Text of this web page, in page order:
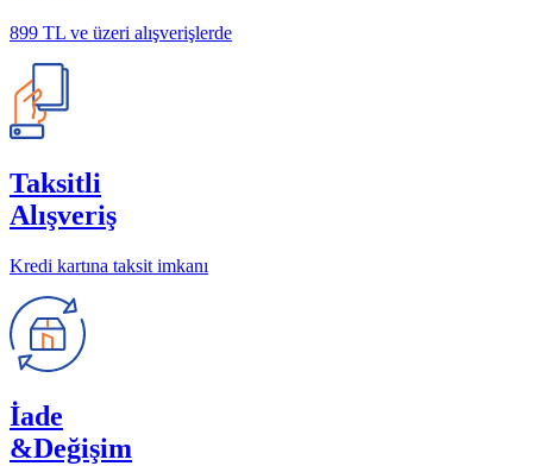
899 TL ve üzeri alışverişlerde
Taksitli
Alışveriş
Kredi kartına taksit imkanı
İade
&Değişim